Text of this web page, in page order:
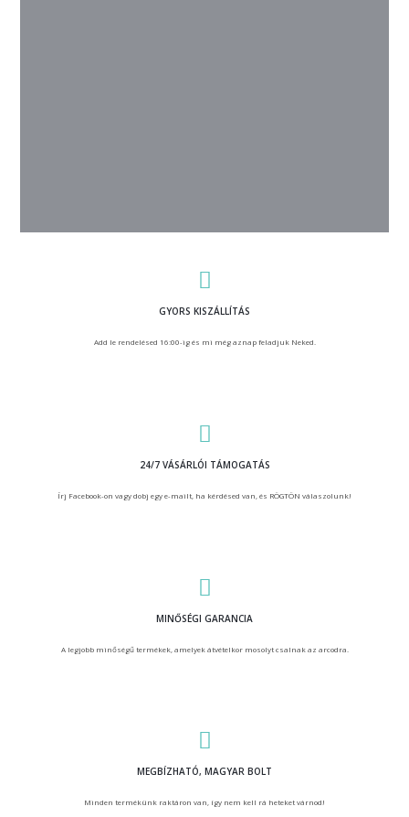
GYORS KISZÁLLÍTÁS
Add le rendelésed 16:00-ig és mi még aznap feladjuk Neked.
24/7 VÁSÁRLÓI TÁMOGATÁS
Írj Facebook-on vagy dobj egy e-mailt, ha kérdésed van, és RÖGTÖN válaszolunk!
MINŐSÉGI GARANCIA
A legjobb minőségű termékek, amelyek átvételkor mosolyt csalnak az arcodra.
MEGBÍZHATÓ, MAGYAR BOLT
Minden termékünk raktáron van, így nem kell rá heteket várnod!